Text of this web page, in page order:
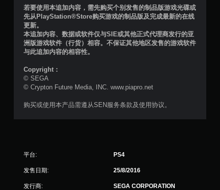
个
评
价
若要使用本追加内容，需先购买个别发售的制品版游戏光碟或
先从PlayStation®Store购买游戏的制品版及完成最新的在线
更新。
本追加内容、数据或软件仅与SIE或其他正式代理商发行的亚
洲版游戏软件（行货）相容。不保证其他地区发售的游戏软件
与此追加内容的相容性。
Copyright：
© SEGA
© Crypton Future Media, INC. www.piapro.net
购买或使用本产品需遵从SEN服务条款及使用协议。
平台: PS4
发售日期: 25/8/2016
发行商: SEGA CORPORATION